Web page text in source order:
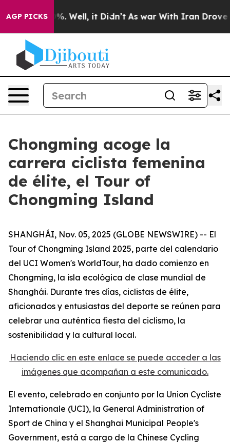
AGP PICKS
40%. Well, it Didn’t As war With Iran Drove oil
Chongming acoge la
carrera ciclista femenina
de élite, el Tour of
Chongming Island
SHANGHÁI, Nov. 05, 2025 (GLOBE NEWSWIRE) -- El
Tour of Chongming Island 2025, parte del calendario
del UCI Women's WorldTour, ha dado comienzo en
Chongming, la isla ecológica de clase mundial de
Shanghái. Durante tres días, ciclistas de élite,
aficionados y entusiastas del deporte se reúnen para
celebrar una auténtica fiesta del ciclismo, la
sostenibilidad y la cultural local.
Haciendo clic en este enlace se puede acceder a las
imágenes que acompañan a este comunicado.
El evento, celebrado en conjunto por la Union Cycliste
Internationale (UCI), la General Administration of
Sport de China y el Shanghai Municipal People's
Government, está a cargo de la Chinese Cycling